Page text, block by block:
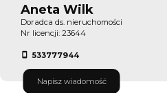
Aneta Wilk
Doradca ds. nieruchomości
Nr licencji: 23644
533777944
Napisz wiadomość